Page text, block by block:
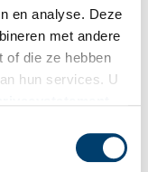
en analyse. Deze
met andere
of die ze hebben
hun services. U
mailadres wordt niet